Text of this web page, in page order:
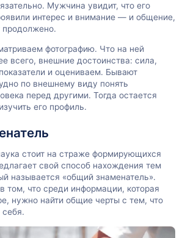
Мужчина увидит, что его
интерес и внимание — и общение,
продолжено.
фотографию. Что на ней
всего, внешние достоинства: сила,
и оцениваем. Бывают
по внешнему виду понять
перед другими. Тогда остается
его профиль.
стоит на страже формирующихся
свой способ нахождения тем
называется «общий знаменатель».
том, что среди информации, которая
нужно найти общие черты с тем, что
себя.